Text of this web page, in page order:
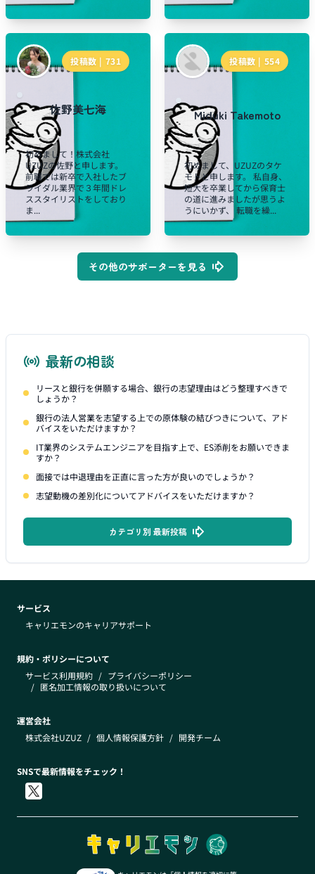
投稿数 | 731
佐野美七海
初めまして！株式会社
UZUZの佐野と申します。
前職では新卒で入社したブ
ライダル業界で３年間ドレ
ススタイリストをしており
ま...
投稿数 | 554
Miduki Takemoto
初めまして、UZUZのタケ
モトと申します。 私自身、
短大を卒業してから保育士
の道に進みましたが思うよ
うにいかず、 転職を繰...
その他のサポーターを見る
最新の相談
リースと銀行を併願する場合、銀行の志望理由はどう整理すべきで
しょうか？
銀行の法人営業を志望する上での原体験の結びつきについて、アド
バイスをいただけますか？
IT業界のシステムエンジニアを目指す上で、ES添削をお願いできま
すか？
面接では中退理由を正直に言った方が良いのでしょうか？
志望動機の差別化についてアドバイスをいただけますか？
カテゴリ別 最新投稿
サービス
キャリエモンのキャリアサポート
規約・ポリシーについて
サービス利用規約 / プライバシーポリシー
/ 匿名加工情報の取り扱いについて
運営会社
株式会社UZUZ / 個人情報保護方針 / 開発チーム
SNSで最新情報をチェック！